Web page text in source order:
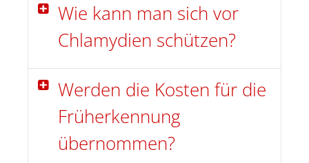
Wie kann man sich vor
Chlamydien schützen?
Werden die Kosten für die
Früherkennung
übernommen?